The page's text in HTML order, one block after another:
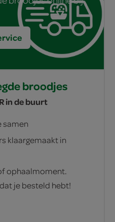
broodjes
in de buurt
samen
klaargemaakt in
ophaalmoment.
je besteld hebt!